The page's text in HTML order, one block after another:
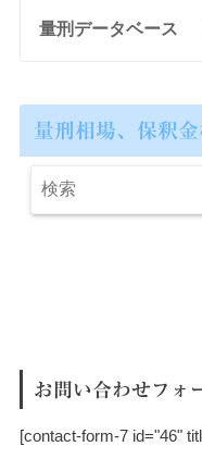
量刑データベース
量刑相場、保釈
お問い合わせフォ
[contact-form-7 id="46"